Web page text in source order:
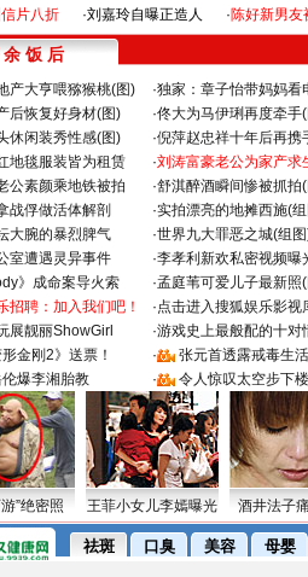
片八折
·刘嘉玲自曝正造人
·陈好新男友
余 饭 后
产大亨喂猕猴桃(图) ·独家：章子怡带妈妈看
后恢复好身材(图) ·佟大为马伊琍再度牵手
休闲装秀性感(图) ·倪萍赵忠祥十年后再携
地毯服装皆为租赁 ·刘涛富豪老公为家产求
公素颜乘地铁被拍 ·舒淇醉酒瞬间惨被抓拍
战俘做活体解剖 ·实拍漂亮的地摊西施(
大腕的暴烈脾气 ·世界九大罪恶之城(组
室遭遇灵异事件 ·李孝利新欢私密视频曝
》成命案导火索 ·孟庭苇可爱儿子最新照
招聘：加入我们吧！ ·点击进入搜狐娱乐影视
展靓丽ShowGirl ·游戏史上最般配的十对
形金刚2》送票！ ·
张元首透露戒毒生活
爆李湘胎教 · 令人惊叹太空步下
”绝密照 王菲小女儿李嫣曝光 酒井法子